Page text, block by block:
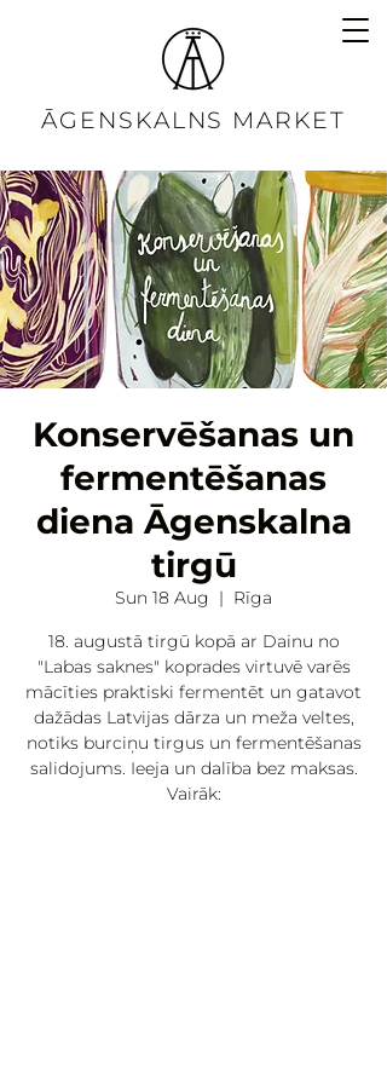
ĀGENSKALNS MARKET
Konservēšanas un
fermentēšanas
diena Āgenskalna
tirgū
Sun 18 Aug
  |
Rīga
18. augustā tirgū kopā ar Dainu no
"Labas saknes" koprades virtuvē varēs
mācīties praktiski fermentēt un gatavot
dažādas Latvijas dārza un meža veltes,
notiks burciņu tirgus un fermentēšanas
salidojums. Ieeja un dalība bez maksas.
Vairāk: